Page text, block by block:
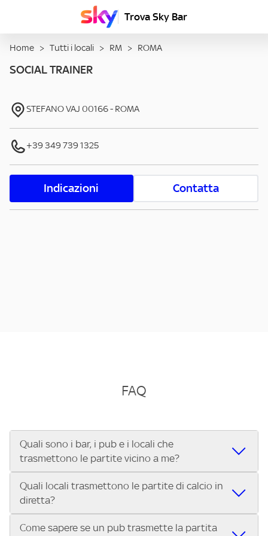
Trova Sky Bar
Home > Tutti i locali > RM > ROMA
SOCIAL TRAINER
STEFANO VAJ 00166- ROMA
+39 349 739 1325
Indicazioni Contatta
FAQ
Quali sono i bar, i pub e i locali che
trasmettono le partite vicino a me?
Se cerchi un bar, pub, ristorante o locale vicino a te per
vedere le partite di Serie A ENILIVE, la Serie C Sky Wifi, la
UEFA Champions League, la UEFA Europa League, la UEFA
Conference League, il Tennis, la Formula 1®, la MotoGP™ e
Quali locali trasmettono le partite di calcio in
diretta?
Vuoi sapere quali bar, pub o ristoranti mostrano le partite
Come sapere se un pub trasmette la partita